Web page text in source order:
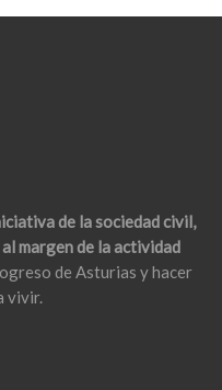
de la sociedad civil,
margen de la actividad
de Asturias y hacer
vivir.